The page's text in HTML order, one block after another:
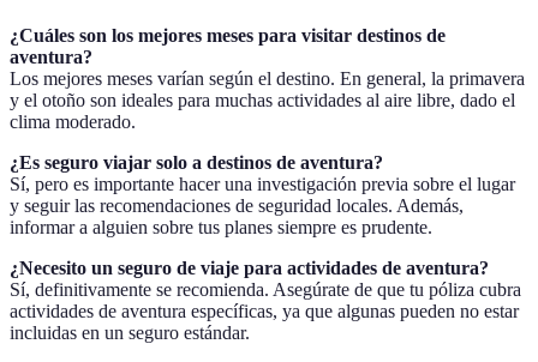
¿Cuáles son los mejores meses para visitar destinos de
aventura?
Los mejores meses varían según el destino. En general, la primavera
y el otoño son ideales para muchas actividades al aire libre, dado el
clima moderado.
¿Es seguro viajar solo a destinos de aventura?
Sí, pero es importante hacer una investigación previa sobre el lugar
y seguir las recomendaciones de seguridad locales. Además,
informar a alguien sobre tus planes siempre es prudente.
¿Necesito un seguro de viaje para actividades de aventura?
Sí, definitivamente se recomienda. Asegúrate de que tu póliza cubra
actividades de aventura específicas, ya que algunas pueden no estar
incluidas en un seguro estándar.